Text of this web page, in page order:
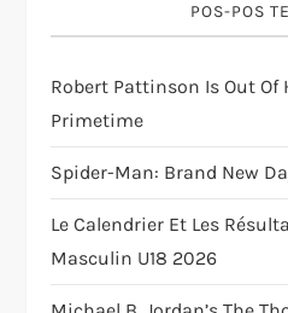
i
o
n
POS-POS
Robert Pattinson Is Out
Primetime
Spider-Man: Brand New
Le Calendrier Et Les
Masculin U18 2026